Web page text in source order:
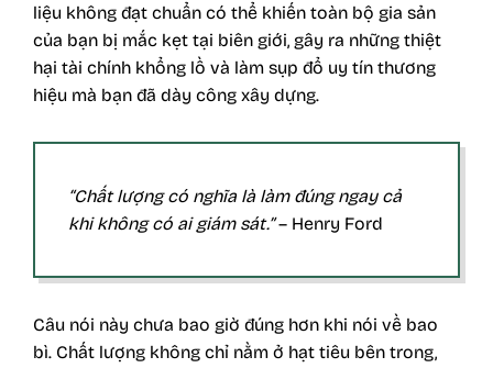
liệu không đạt chuẩn có thể khiến toàn bộ gia sản
của bạn bị mắc kẹt tại biên giới, gây ra những thiệt
hại tài chính khổng lồ và làm sụp đổ uy tín thương
hiệu mà bạn đã dày công xây dựng.
“Chất lượng có nghĩa là làm đúng ngay cả
khi không có ai giám sát.”– Henry Ford
Câu nói này chưa bao giờ đúng hơn khi nói về bao
bì. Chất lượng không chỉ nằm ở hạt tiêu bên trong,